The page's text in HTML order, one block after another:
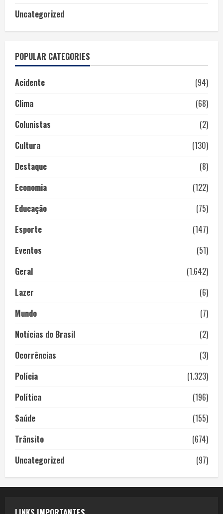
Uncategorized
POPULAR CATEGORIES
Acidente
(94)
Clima
(68)
Colunistas
(2)
Cultura
(130)
Destaque
(8)
Economia
(122)
Educação
(75)
Esporte
(147)
Eventos
(51)
Geral
(1.642)
Lazer
(6)
Mundo
(7)
Notícias do Brasil
(2)
Ocorrências
(3)
Polícia
(1.323)
Política
(196)
Saúde
(155)
Trânsito
(674)
Uncategorized
(97)